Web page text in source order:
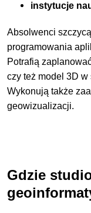
instytucje
Absolwenci
programowania
Potrafią
czy też model 3D
Wykonują także
geowizualizacji.
Gdzie